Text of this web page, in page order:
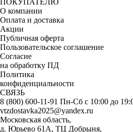
ПОКУПАТЕЛЮ
О компании
Оплата и доставка
Акции
Публичная оферта
Пользовательское соглашение
Согласие
на обработку ПД
Политика
конфиденциальности
СВЯЗЬ
8 (800) 600-11-91 Пн-Сб с 10:00 до
vtzdostavka2025@yandex.ru
Московская область,
д. Юрьево 61А, ТЦ Добрыня,